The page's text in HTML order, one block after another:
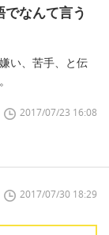
なんて言う
い、苦手、と伝
2017/07/23 16:08
2017/07/30 18:29